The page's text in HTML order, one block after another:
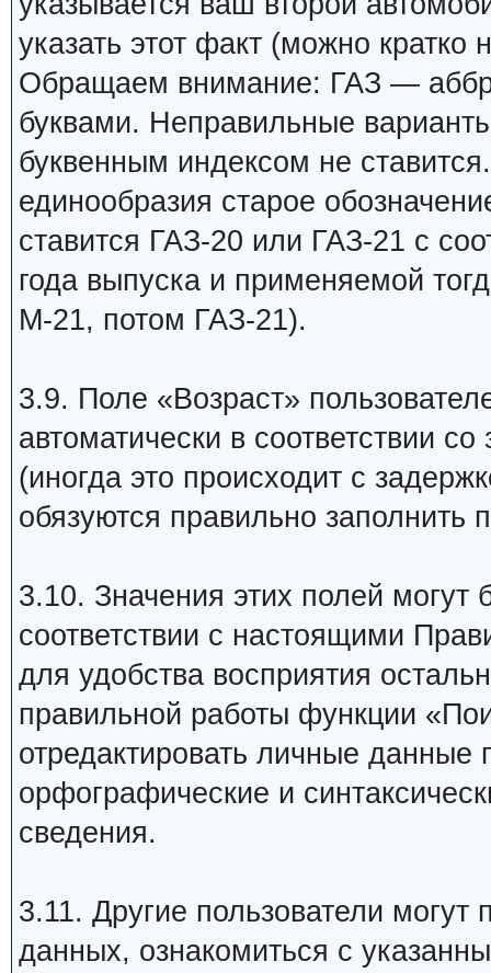
указать этот факт (можно
Обращаем внимание: ГАЗ —
буквами. Неправильные
буквенным индексом не
единообразия старое
ставится ГАЗ-20 или ГАЗ-21 с
года выпуска и применяемой
М-21, потом ГАЗ-21).
3.9. Поле «Возраст»
автоматически в соответствии
(иногда это происходит с
обязуются правильно заполнить
3.10. Значения этих полей
соответствии с настоящими
для удобства восприятия
правильной работы функции
отредактировать личные
орфографические и
сведения.
3.11. Другие пользователи
данных, ознакомиться с